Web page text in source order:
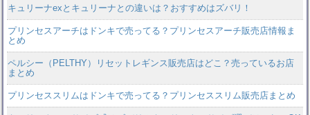
キュリーナexとキュリーナとの違いは？おすすめはズバリ！
プリンセスアーチはドンキで売ってる？プリンセスアーチ販売店情報ま
とめ
ペルシー（PELTHY）リセットレギンス販売店はどこ？売っているお店
まとめ
プリンセススリムはドンキで売ってる？プリンセススリム販売店まとめ